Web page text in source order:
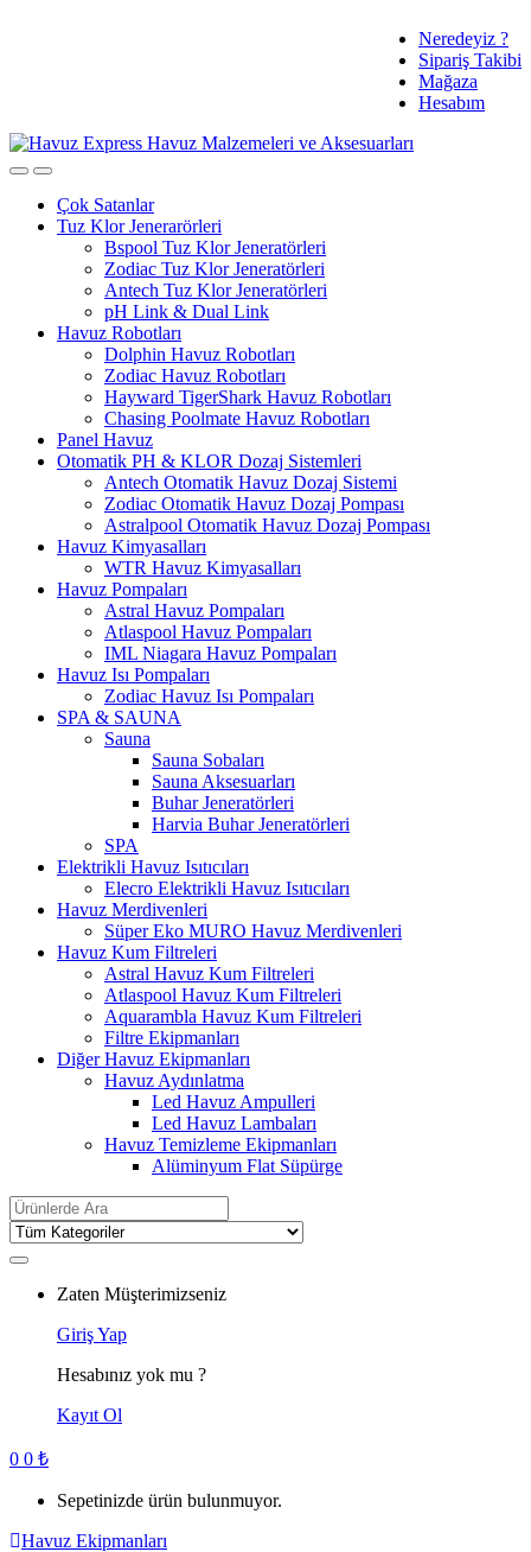
Neredeyiz ?
Sipariş Takibi
Mağaza
Hesabım
Çok Satanlar
Tuz Klor Jenerarörleri
Bspool Tuz Klor Jeneratörleri
Zodiac Tuz Klor Jeneratörleri
Antech Tuz Klor Jeneratörleri
pH Link & Dual Link
Havuz Robotları
Dolphin Havuz Robotları
Zodiac Havuz Robotları
Hayward TigerShark Havuz Robotları
Chasing Poolmate Havuz Robotları
Panel Havuz
Otomatik PH & KLOR Dozaj Sistemleri
Antech Otomatik Havuz Dozaj Sistemi
Zodiac Otomatik Havuz Dozaj Pompası
Astralpool Otomatik Havuz Dozaj Pompası
Havuz Kimyasalları
WTR Havuz Kimyasalları
Havuz Pompaları
Astral Havuz Pompaları
Atlaspool Havuz Pompaları
IML Niagara Havuz Pompaları
Havuz Isı Pompaları
Zodiac Havuz Isı Pompaları
SPA & SAUNA
Sauna
Sauna Sobaları
Sauna Aksesuarları
Buhar Jeneratörleri
Harvia Buhar Jeneratörleri
SPA
Elektrikli Havuz Isıtıcıları
Elecro Elektrikli Havuz Isıtıcıları
Havuz Merdivenleri
Süper Eko MURO Havuz Merdivenleri
Havuz Kum Filtreleri
Astral Havuz Kum Filtreleri
Atlaspool Havuz Kum Filtreleri
Aquarambla Havuz Kum Filtreleri
Filtre Ekipmanları
Diğer Havuz Ekipmanları
Havuz Aydınlatma
Led Havuz Ampulleri
Led Havuz Lambaları
Havuz Temizleme Ekipmanları
Alüminyum Flat Süpürge
Search
for:
Zaten Müşterimizseniz
Giriş Yap
Hesabınız yok mu ?
Kayıt Ol
0 0 ₺
Sepetinizde ürün bulunmuyor.
Havuz Ekipmanları
Ücretsiz Kargo ve %3 Havale İndirimi